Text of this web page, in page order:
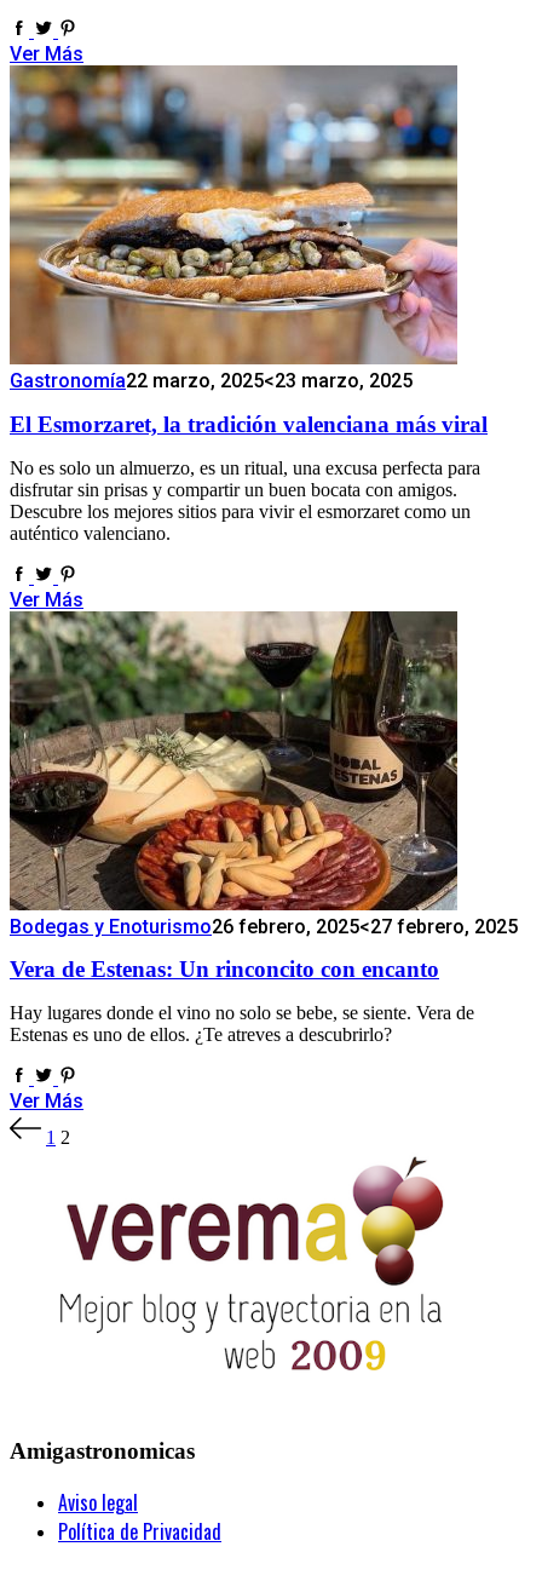
Ver Más
Gastronomía22 marzo, 2025<23 marzo, 2025
El Esmorzaret, la tradición valenciana más viral
No es solo un almuerzo, es un ritual, una excusa perfecta para
disfrutar sin prisas y compartir un buen bocata con amigos.
Descubre los mejores sitios para vivir el esmorzaret como un
auténtico valenciano.
Ver Más
Bodegas y Enoturismo26 febrero, 2025<27 febrero, 2025
Vera de Estenas: Un rinconcito con encanto
Hay lugares donde el vino no solo se bebe, se siente. Vera de
Estenas es uno de ellos. ¿Te atreves a descubrirlo?
Ver Más
Paginación
de
1 2
Amigastronomicas
Aviso legal
Política de Privacidad